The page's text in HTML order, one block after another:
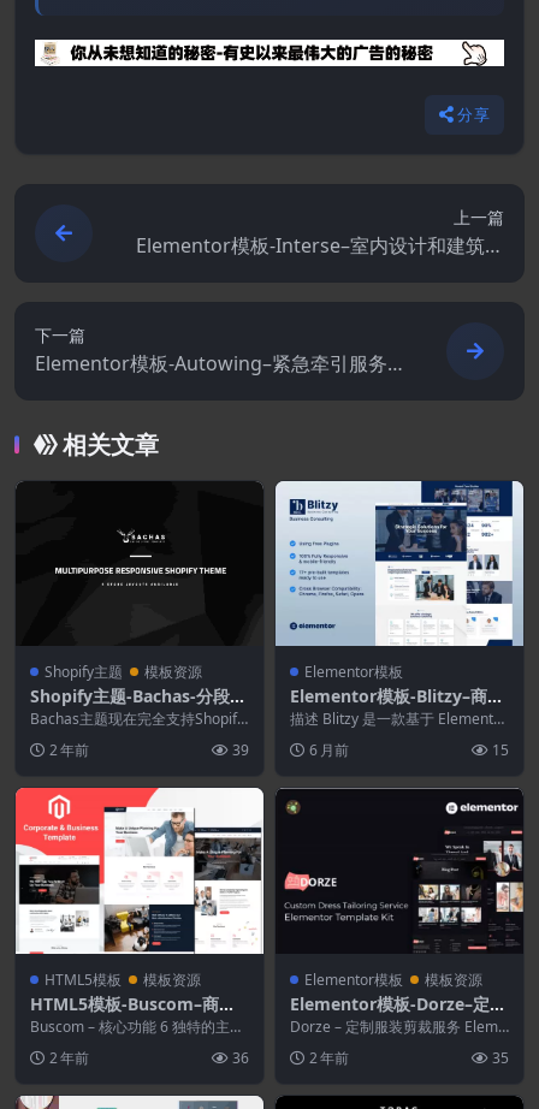
分享
上一篇
Elementor模板-Interse–室内设计和建筑元
下一篇
Elementor模板-Autowing–紧急牵引服务El
相关文章
Shopify主题 模板资源
Shopify主题-Bachas-分段多
功能Shopify主题
Bachas主题现在完全支持Shopify
2 年前 39
Elementor模板
Elementor模板-Blitzy–商业
咨询Elementor模板套件
描述 Blitzy 是一款基于 Elementor
6 月前 15
HTML5模板 模板资源
HTML5模板-Buscom–商业
和企业模板
Buscom – 核心功能 6 独特的主页
2 年前 36
Elementor模板 模板资源
Elementor模板-Dorze–定制
服装剪裁服务Elementor Pr
o模板套件
Dorze – 定制服装剪裁服务 Eleme
2 年前 35